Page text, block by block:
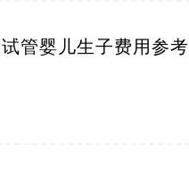
管婴儿生子费用参考